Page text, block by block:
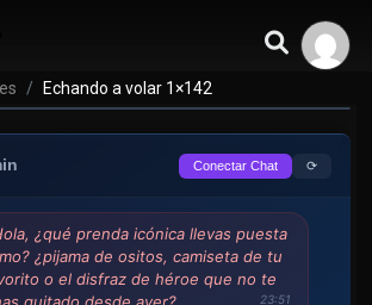
Echando a volar 1×142
Conectar Chat ⟳
¿qué prenda icónica llevas puesta
¿pijama de ositos, camiseta de tu
o el disfraz de héroe que no te
23:51